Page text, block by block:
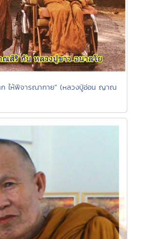
ก ให้พิจารณากาย" (หลวงปู่อ่อน ญาณ